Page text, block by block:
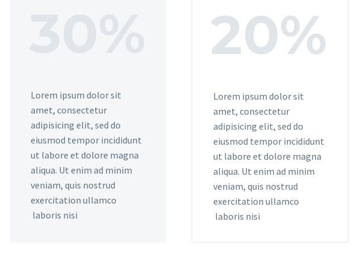
20%
Lorem ipsum dolor sit
amet, consectetur
adipisicing elit, sed do
eiusmod tempor incididunt
ut labore et dolore magna
aliqua. Ut enim ad minim
veniam, quis nostrud
exercitation ullamco
laboris nisi
Lorem ipsum dolor sit
amet, consectetur
adipisicing elit, sed do
eiusmod tempor incididunt
ut labore et dolore magna
aliqua. Ut enim ad minim
veniam, quis nostrud
exercitation ullamco
laboris nisi